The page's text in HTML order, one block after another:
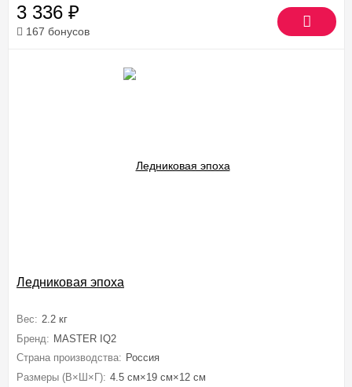
3 336 ₽
167 бонусов
Ледниковая эпоха
Вес: 2.2 кг
Бренд: MASTER IQ2
Страна производства: Россия
Размеры (В×Ш×Г): 4.5 см×19 см×12 см